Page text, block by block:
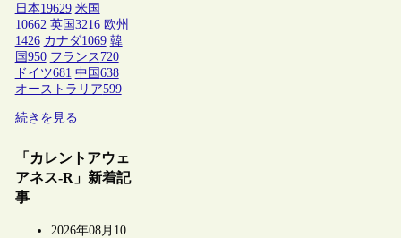
日本19629 米国
10662 英国 3216 欧州
1426 カナダ1069 韓
国 950 フランス 720
ドイツ681 中国 638
オーストラリア599
続きを見る
「カレントアウェ
アネス-R」新着記
事
2026年08月10